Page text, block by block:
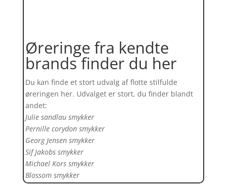
Øreringe fra kendte
brands finder du her
Du kan finde et stort udvalg af flotte stilfulde
øreringen her. Udvalget er stort, du finder blandt
andet:
Julie sandlau smykker
Pernille corydon smykker
Georg Jensen smykker
Sif Jakobs smykker
Michael Kors smykker
Blossom smykker